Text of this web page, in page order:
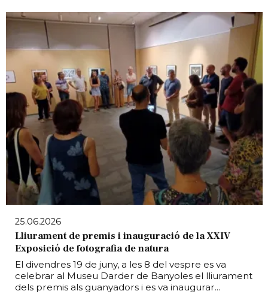
25.06.2026
Lliurament de premis i inauguració de la XXIV
Exposició de fotografia de natura
El divendres 19 de juny, a les 8 del vespre es va
celebrar al Museu Darder de Banyoles el lliurament
dels premis als guanyadors i es va inaugurar...